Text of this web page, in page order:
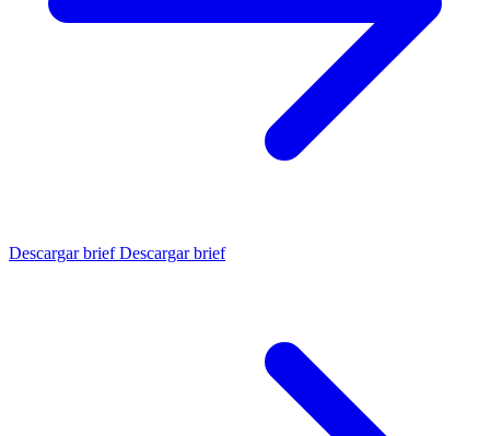
Descargar brief Descargar brief